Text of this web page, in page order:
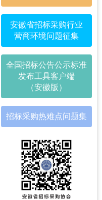
安徽省招标采购行业
营商环境问题征集
全国招标公告公示标准
发布工具客户端
（安徽版）
招标采购热难点问题集
安庆市菱北办事处刘纪社区居民委员会(刘纪工业园4#厂房)10kV配电增容工程竞争性谈判公告
陶店新村小区既有住宅加装电梯项目澄清公告